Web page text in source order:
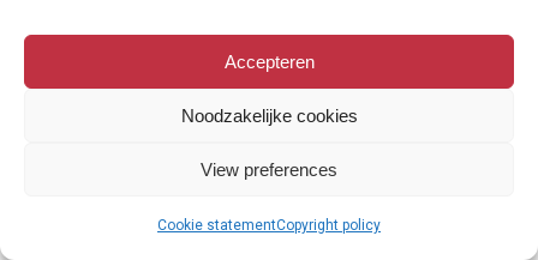
Accepteren
Noodzakelijke cookies
View preferences
Cookie statementCopyright policy
Witte Nacht -23x20cm
Bij de zee -35x25cm